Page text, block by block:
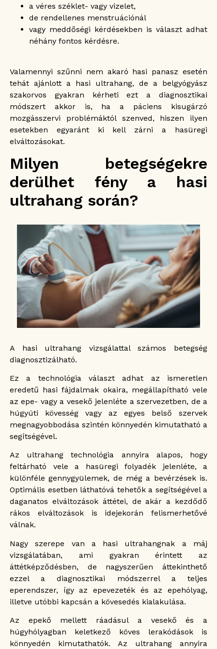
a véres széklet- vagy vizelet,
de rendellenes menstruációnál
vagy meddőségi kérdésekben is választ adhat
néhány fontos kérdésre.
Valamennyi szűnni nem akaró hasi panasz esetén
tehát ajánlott a hasi ultrahang, de a belgyógyász
szakorvos gyakran kérheti ezt a diagnosztikai
módszert akkor is, ha a páciens kisugárzó
mozgásszervi problémáktól szenved, hiszen ilyen
esetekben egyaránt ki kell zárni a hasüregi
elváltozásokat.
Milyen betegségekre
derülhet fény a hasi
ultrahang során?
A hasi ultrahang vizsgálattal számos betegség
diagnosztizálható.
Ez a technológia választ adhat az ismeretlen
eredetű hasi fájdalmak okaira, megállapítható vele
az epe- vagy a vesekő jelenléte a szervezetben, de a
húgyúti kövesség vagy az egyes belső szervek
megnagyobbodása szintén könnyedén kimutatható a
segítségével.
Az ultrahang technológia annyira alapos, hogy
feltárható vele a hasüregi folyadék jelenléte, a
különféle gennygyülemek, de még a bevérzések is.
Optimális esetben láthatóvá tehetők a segítségével a
daganatos elváltozások áttétei, de akár a kezdődő
rákos elváltozások is idejekorán felismerhetővé
válnak.
Nagy szerepe van a hasi ultrahangnak a máj
vizsgálatában, ami gyakran érintett az
áttétképződésben, de nagyszerűen áttekinthető
ezzel a diagnosztikai módszerrel a teljes
eperendszer, így az epevezeték és az epehólyag,
illetve utóbbi kapcsán a kövesedés kialakulása.
Az epekő mellett ráadásul a vesekő és a
húgyhólyagban keletkező köves lerakódások is
könnyedén kimutathatók. Az ultrahang annyira